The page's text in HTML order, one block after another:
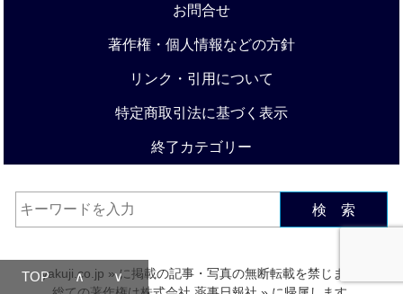
お問合せ
著作権・個人情報などの方針
リンク・引用について
特定商取引法に基づく表示
終了カテゴリー
検 索
yakuji.co.jp » に掲載の記事・写真の無断転載を禁じます.
TOP ∧ ∨